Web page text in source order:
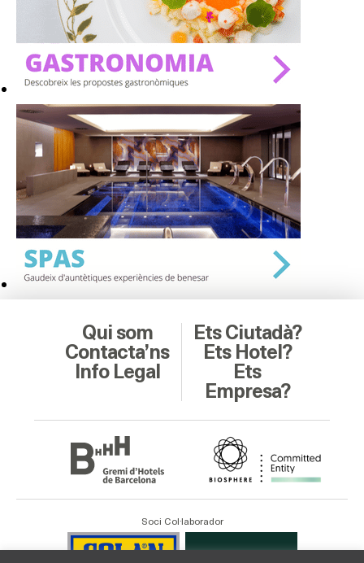
Activitats
On?
Qui som
Contacta’ns
Info Legal
Ets Ciutadà?
Ets Hotel?
Ets
Empresa?
Soci Col·laborador